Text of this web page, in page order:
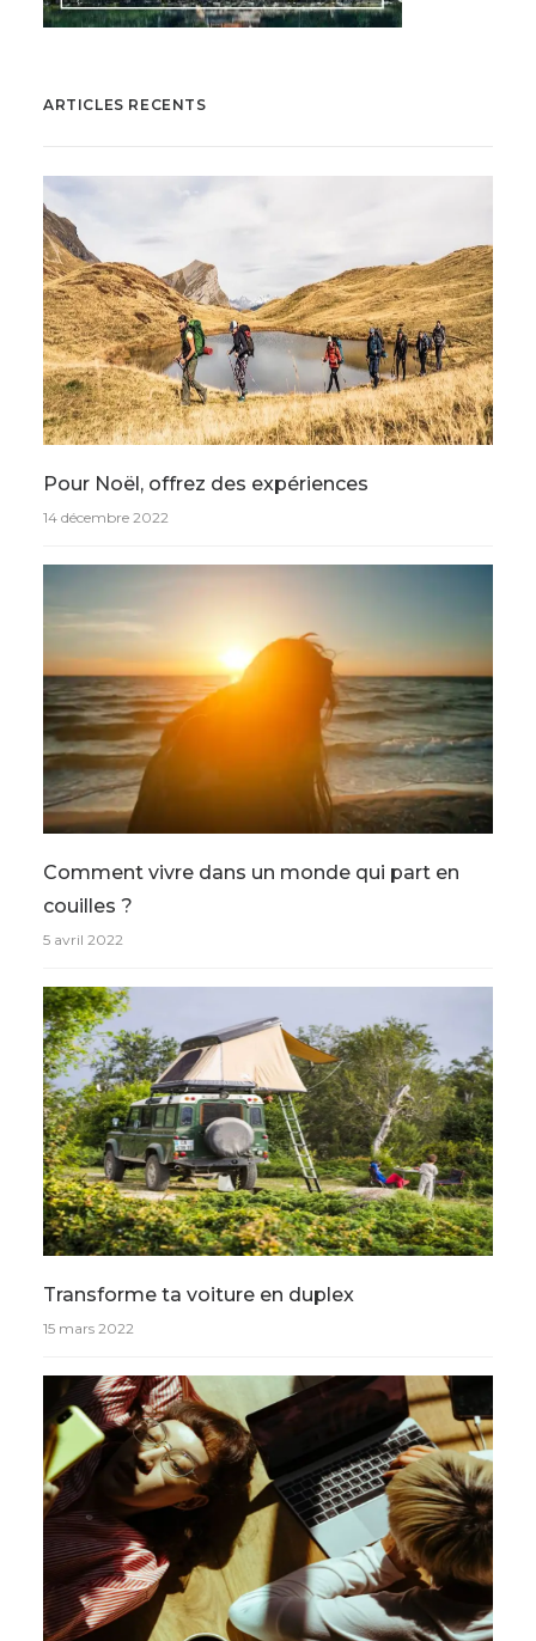
ARTICLES RECENTS
Pour Noël, offrez des expériences
14 décembre 2022
Comment vivre dans un monde qui part en
couilles ?
5 avril 2022
Transforme ta voiture en duplex
15 mars 2022